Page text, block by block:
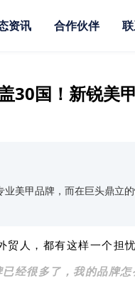
资讯 合作伙伴
30国！新锐美
业美甲品牌，而在巨头鼎立
贸人，都有这样一个担忧
经很多了，我的品牌